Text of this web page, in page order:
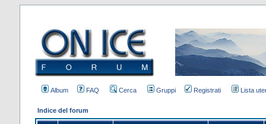
Album FAQ Cerca Gruppi Registrati Lista
Indice del forum